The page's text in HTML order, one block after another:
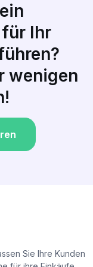
Ihr
wenigen
Sie Ihre Kunden